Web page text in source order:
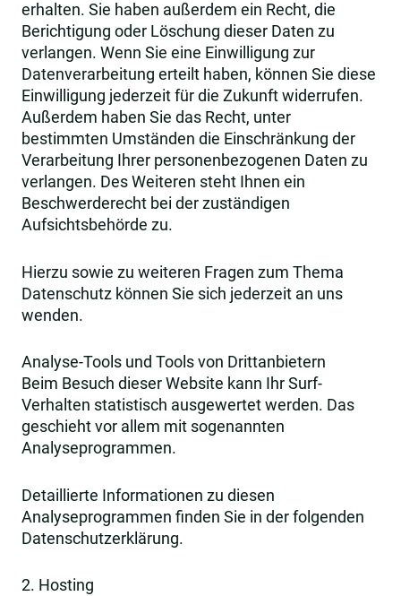
erhalten. Sie haben außerdem ein Recht, die
Berichtigung oder Löschung dieser Daten zu
verlangen. Wenn Sie eine Einwilligung zur
Datenverarbeitung erteilt haben, können Sie diese
Einwilligung jederzeit für die Zukunft widerrufen.
Außerdem haben Sie das Recht, unter
bestimmten Umständen die Einschränkung der
Verarbeitung Ihrer personenbezogenen Daten zu
verlangen. Des Weiteren steht Ihnen ein
Beschwerderecht bei der zuständigen
Aufsichtsbehörde zu.
Hierzu sowie zu weiteren Fragen zum Thema
Datenschutz können Sie sich jederzeit an uns
wenden.
Analyse-Tools und Tools von Dritt­anbietern
Beim Besuch dieser Website kann Ihr Surf-
Verhalten statistisch ausgewertet werden. Das
geschieht vor allem mit sogenannten
Analyseprogrammen.
Detaillierte Informationen zu diesen
Analyseprogrammen finden Sie in der folgenden
Datenschutzerklärung.
2. Hosting